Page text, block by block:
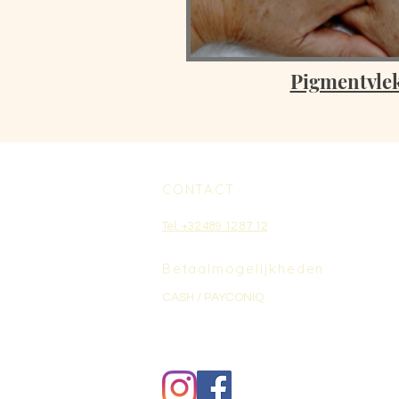
CONTACT
Tel: +32 489 12 87 12
Betaalmogelijkheden
CASH / PAYCONIQ